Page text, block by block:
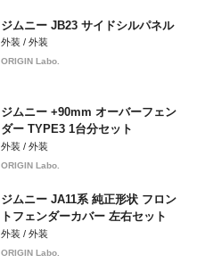
ジムニー JB23 サイドシルパネル
外装 / 外装
ORIGIN Labo.
ジムニー +90mm オーバーフェン
ダー TYPE3 1台分セット
外装 / 外装
ORIGIN Labo.
ジムニー JA11系 純正形状 フロン
トフェンダーカバー 左右セット
外装 / 外装
ORIGIN Labo.